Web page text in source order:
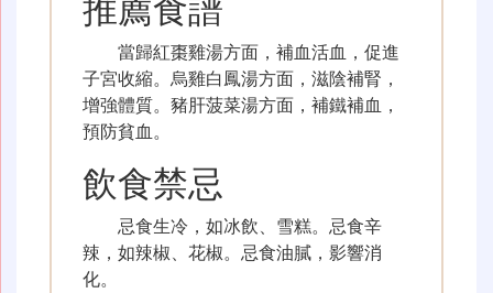
當歸紅棗雞湯方面，補血活血，促進
子宮收縮。烏雞白鳳湯方面，滋陰補腎，
增強體質。豬肝菠菜湯方面，補鐵補血，
預防貧血。
飲食禁忌
忌食生冷，如冰飲、雪糕。忌食辛
辣，如辣椒、花椒。忌食油膩，影響消
化。